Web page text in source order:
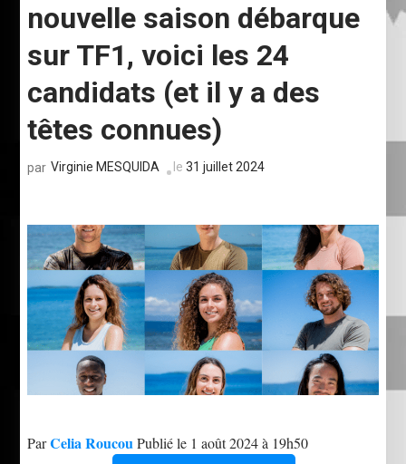
nouvelle saison débarque
sur TF1, voici les 24
candidats (et il y a des
têtes connues)
par Virginie MESQUIDA le31 juillet 2024
ParCelia Roucou Publié le 1 août 2024 à 19h50